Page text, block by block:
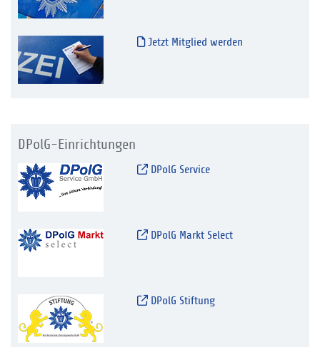
Jetzt Mitglied werden
DPolG-Einrichtungen
DPolG Service
DPolG Markt Select
DPolG Stiftung